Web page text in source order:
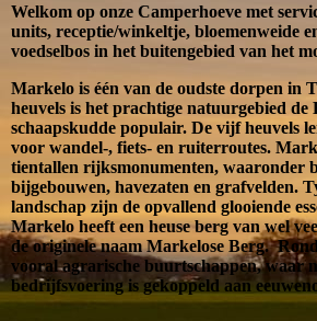
Welkom op onze Camperhoeve met
units, receptie/winkeltje, bloemenweide
voedselbos in het buitengebied van het
Markelo is één van de oudste dorpen in
heuvels is het prachtige natuurgebied de
schaapskudde populair. De vijf heuvels
voor wandel-, fiets- en ruiterroutes.
tientallen rijksmonumenten, waaronder
bijgebouwen, havezaten en grafvelden.
landschap zijn de opvallend glooiende
Markelo heeft een heuse berg van wel
de originele naam Markelose Berg.
vooral agrarische buurtschappen, waar
bedrijfsvoering is gekoppeld aan